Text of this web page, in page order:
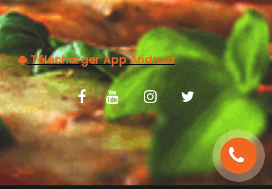
Télécharger App Android